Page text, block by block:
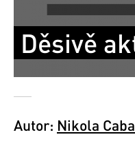
Děsivě
Autor: Nikola